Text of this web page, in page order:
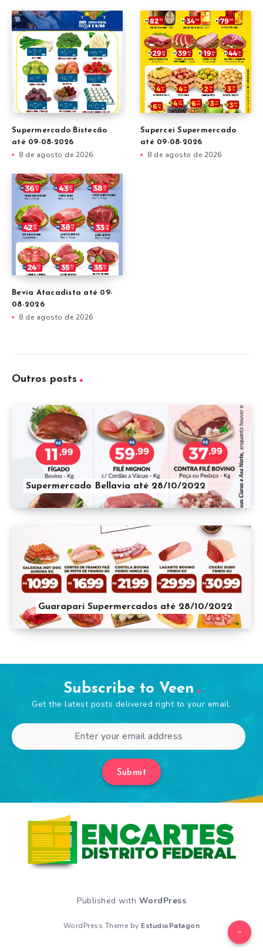
Supermercado Bistecão
até 09-08-2026
8 de agosto de 2026
Supercei Supermercado
até 09-08-2026
8 de agosto de 2026
Bevia Atacadista até 09-
08-2026
8 de agosto de 2026
Outros posts
Supermercado Bellavia até 28/10/2022
Guarapari Supermercados até 28/10/2022
Subscribe to Veen
Get the latest posts delivered right to your email.
Submit
Published with WordPress
WordPress Theme by EstudioPatagon